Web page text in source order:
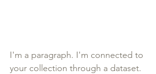
I'm a paragraph. I'm connected to
your collection through a dataset.